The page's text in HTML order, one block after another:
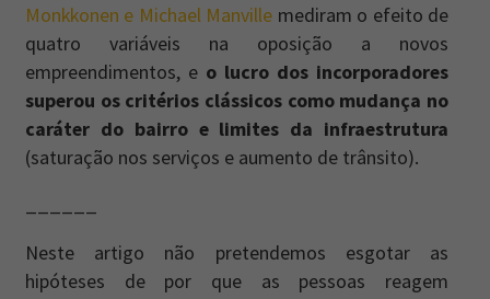
Monkkonen e Michael Manville mediram o efeito de
quatro variáveis na oposição a novos
empreendimentos, e o lucro dos incorporadores
superou os critérios clássicos como mudança no
caráter do bairro e limites da infraestrutura
(saturação nos serviços e aumento de trânsito).
Neste artigo não pretendemos esgotar as
hipóteses de por que as pessoas reagem